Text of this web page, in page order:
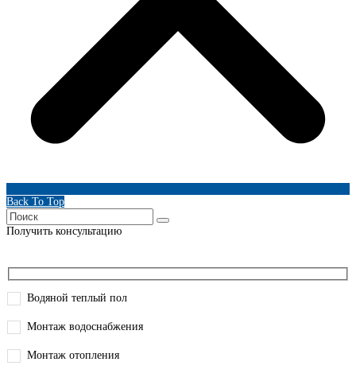
Back To Top
Получить консультацию
Водяной теплый пол
Монтаж водоснабжения
Монтаж отопления